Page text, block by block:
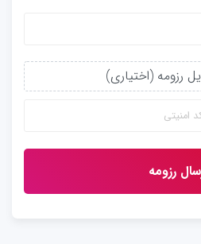
رزومه (اختیاری)